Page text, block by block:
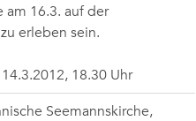
am 16.3. auf der
zu erleben sein.
18.30 Uhr
Seemannskirche,